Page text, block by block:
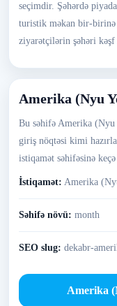
seçimdir. Şəhərdə
turistik məkan bir-birinə
ziyarətçilərin şəhəri kəşf
Amerika (Nyu
Bu səhifə Amerika
giriş nöqtəsi kimi
istiqamət səhifəsinə
İstiqamət: Amerika
Səhifə növü: month
SEO slug: dekabr-
Amerika